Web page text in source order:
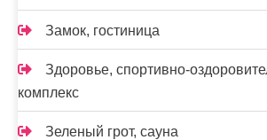
Замок, гостиница
Здоровье, спортивно-
комплекс
Зеленый грот, сауна